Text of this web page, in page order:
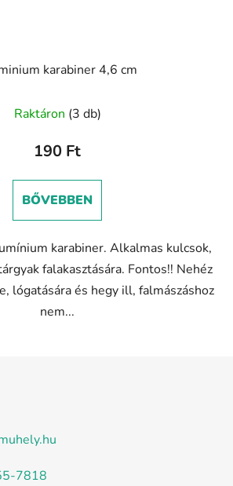
karabiner 4,6 cm
Raktáron (3 db)
190 Ft
BŐVEBBEN
karabiner. Alkalmas kulcsok,
falakasztására. Fontos!! Nehéz
lógatására és hegy ill, falmászáshoz
nem...
7818